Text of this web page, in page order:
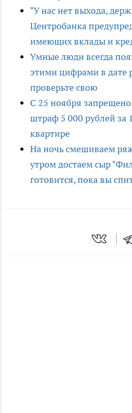
"У нас нет выхода,
Центробанка
имеющих вклады и
Умные люди всегда
этими цифрами в дате
проверьте свою
С 25 ноября
штраф 5 000 рублей за
квартире
На ночь смешиваем
утром достаем сыр
готовится, пока вы